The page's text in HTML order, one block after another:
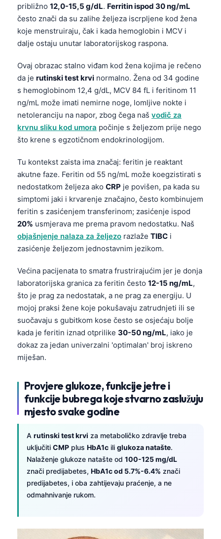
približno 12,0-15,5 g/dL. Ferritin ispod 30 ng/mL
često znači da su zalihe željeza iscrpljene kod žena
koje menstruiraju, čak i kada hemoglobin i MCV i
dalje ostaju unutar laboratorijskog raspona.
Ovaj obrazac stalno viđam kod žena kojima je rečeno
da je rutinski test krvi normalno. Žena od 34 godine
s hemoglobinom 12,4 g/dL, MCV 84 fL i feritinom 11
ng/mL može imati nemirne noge, lomljive nokte i
netoleranciju na napor, zbog čega naš vodič za
krvnu sliku kod umora počinje s željezom prije nego
što krene s egzotičnom endokrinologijom.
Tu kontekst zaista ima značaj: feritin je reaktant
akutne faze. Feritin od 55 ng/mL može koegzistirati s
nedostatkom željeza ako CRP je povišen, pa kada su
simptomi jaki i krvarenje značajno, često kombinujem
feritin s zasićenjem transferinom; zasićenje ispod
20% usmjerava me prema pravom nedostatku. Naš
objašnjenje nalaza za željezo razlaže TIBC i
zasićenje željezom jednostavnim jezikom.
Većina pacijenata to smatra frustrirajućim jer je donja
laboratorijska granica za feritin često 12-15 ng/mL,
što je prag za nedostatak, a ne prag za energiju. U
mojoj praksi žene koje pokušavaju zatrudnjeti ili se
suočavaju s gubitkom kose često se osjećaju bolje
kada je feritin iznad otprilike 30-50 ng/mL, iako je
dokaz za jedan univerzalni 'optimalan' broj iskreno
miješan.
Provjere glukoze, funkcije jetre i
funkcije bubrega koje stvarno zaslužuju
mjesto svake godine
A rutinski test krvi za metaboličko zdravlje treba
uključiti CMP plus HbA1c ili glukoza natašte.
Nalaženje glukoze natašte od 100-125 mg/dL
znači predijabetes, HbA1c od 5.7%-6.4% znači
predijabetes, i oba zahtijevaju praćenje, a ne
odmahnivanje rukom.